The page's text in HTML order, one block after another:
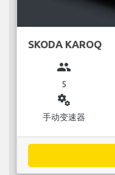
SKODA KAROQ
group
5
miscellaneous_services
手动变速器